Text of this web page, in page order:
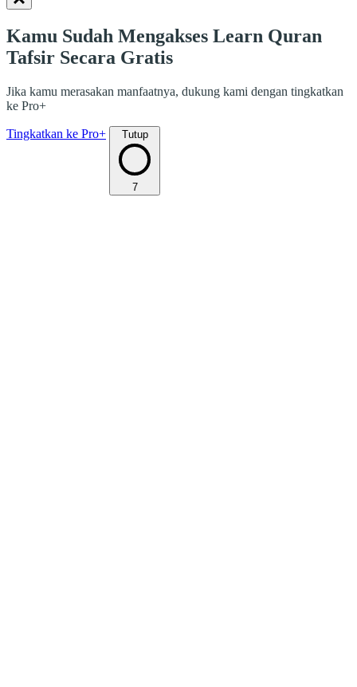
Kamu Sudah Mengakses Learn Quran
Tafsir Secara Gratis
Jika kamu merasakan manfaatnya, dukung kami dengan tingkatkan
ke Pro+
Tingkatkan ke Pro+ Tutup
7